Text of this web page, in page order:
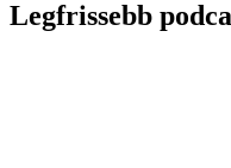
Legfrissebb